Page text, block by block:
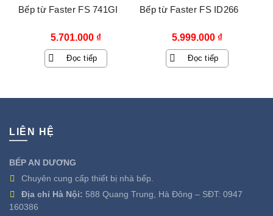
Bếp từ Faster FS 741GI
5.701.000 ₫
Đọc tiếp
Bếp từ Faster FS ID266
5.999.000 ₫
Đọc tiếp
LIÊN HỆ
BẾP AN DƯƠNG
Chuyên cung cấp thiết bị nhà bếp.
Địa chỉ Hà Nội: 588 Quang Trung, Hà Đông – SĐT: 0947
160386